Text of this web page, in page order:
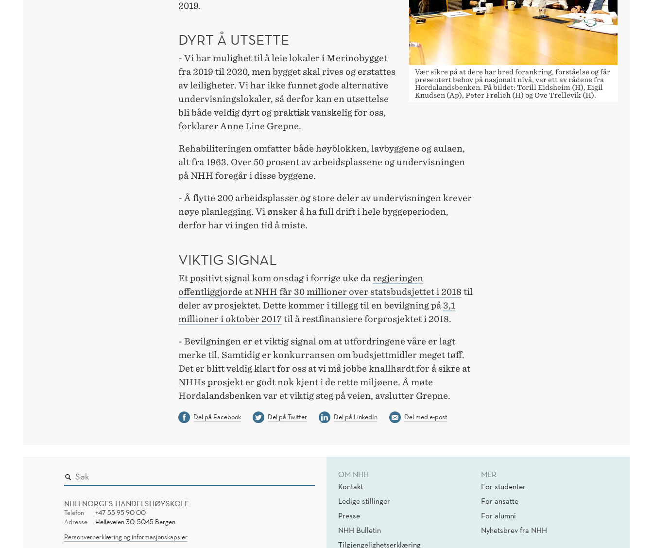
Vær sikre på at dere har bred forankring, forståelse og får
presentert behov på nasjonalt nivå, var ett av rådene fra
Hordalandsbenken. På bildet: Torill Eidsheim (H), Eigil
Knudsen (Ap), Peter Frølich (H) og Ove Trellevik (H).
2019.
DYRT Å UTSETTE
- Vi har mulighet til å leie lokaler i Merinobygget
fra 2019 til 2020, men bygget skal rives og erstattes
av leiligheter. Vi har ikke funnet gode alternative
undervisningslokaler, så derfor kan en utsettelse
bli både veldig dyrt og praktisk vanskelig for oss,
forklarer Anne Line Grepne.
Rehabiliteringen omfatter både høyblokken, lavbyggene og aulaen,
alt fra 1963. Over 50 prosent av arbeidsplassene og undervisningen
på NHH foregår i disse byggene.
- Å flytte 200 arbeidsplasser og store deler av undervisningen krever
nøye planlegging. Vi ønsker å ha full drift i hele byggeperioden,
derfor har vi ingen tid å miste.
VIKTIG SIGNAL
Et positivt signal kom onsdag i forrige uke daregjeringen
offentliggjorde at NHH får 30 millioner over statsbudsjettet i 2018 til
deler av prosjektet. Dette kommer i tillegg til en bevilgning på 3,1
millioner i oktober 2017 til å restfinansiere forprosjektet i 2018.
- Bevilgningen er et viktig signal om at utfordringene våre er lagt
merke til. Samtidig er konkurransen om budsjettmidler meget tøff.
Det er blitt veldig klart for oss at vi må jobbe knallhardt for å sikre at
NHHs prosjekt er godt nok kjent i de rette miljøene. Å møte
Hordalandsbenken var et viktig steg på veien, avslutter Grepne.
Del på Facebook Del på Twitter Del på LinkedIn Del med e-post
NHH NORGES HANDELSHØYSKOLE
Telefon
+47 55 95 90 00
Adresse
Helleveien 30, 5045 Bergen
Personvernerklæring og informasjonskapsler
OM NHH
Kontakt
Ledige stillinger
Presse
NHH Bulletin
Tilgjengelighetserklæring
MER
For studenter
For ansatte
For alumni
Nyhetsbrev fra NHH